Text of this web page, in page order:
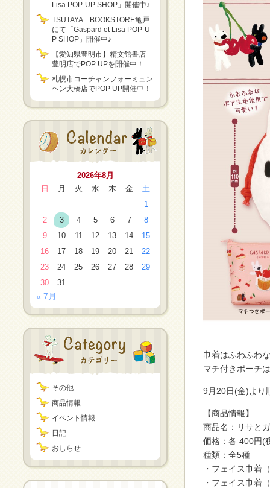
Lisa POP-UP SHOP」開催中♪
TSUTAYA BOOKSTORE亀戸
にて「Gaspard et Lisa POP-U
P SHOP」開催中♪
【愛知県豊明市】精文館書店
豊明店でPOP UPを開催中！
札幌市コーチャンフォーミュン
ヘン大橋店でPOP UP開催中！
2026年8月
日
月 火 水 木 金
土
1
2
3 4 5 6 7
8
9
10 11 12 13 14
15
16
17 18 19 20 21
22
23
24 25 26 27 28
29
30
31
« 7月
その他
商品情報
イベント情報
日記
おしらせ
巾着はふわふわ
マチ付きポーチ
9月20日(金)より
【商品情報】
商品名：リサと
価格：各 400円(
種類：全5種
・フェイス巾着
・フェイス巾着